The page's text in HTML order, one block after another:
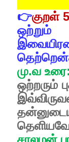
👉குறள்
ஒற்றும்
மு.வ உரை:
ஒற்றரும்